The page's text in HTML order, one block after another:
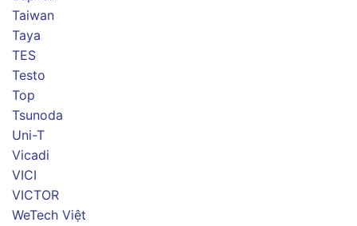
Taiwan
Taya
TES
Testo
Top
Tsunoda
Uni-T
Vicadi
VICI
VICTOR
WeTech Việt